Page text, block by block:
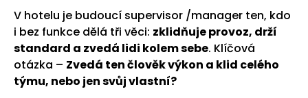
V hotelu je budoucí supervisor /manager ten, kdo
i bez funkce dělá tři věci: zklidňuje provoz, drží
standard a zvedá lidi kolem sebe. Klíčová
otázka – Zvedá ten člověk výkon a klid celého
týmu, nebo jen svůj vlastní?